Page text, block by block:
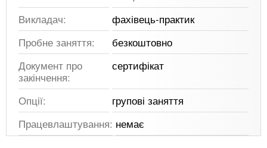
Викладач:
фахівець-практик
Пробне заняття:
безкоштовно
Документ про
закінчення:
сертифікат
Опції:
групові заняття
Працевлаштування: немає